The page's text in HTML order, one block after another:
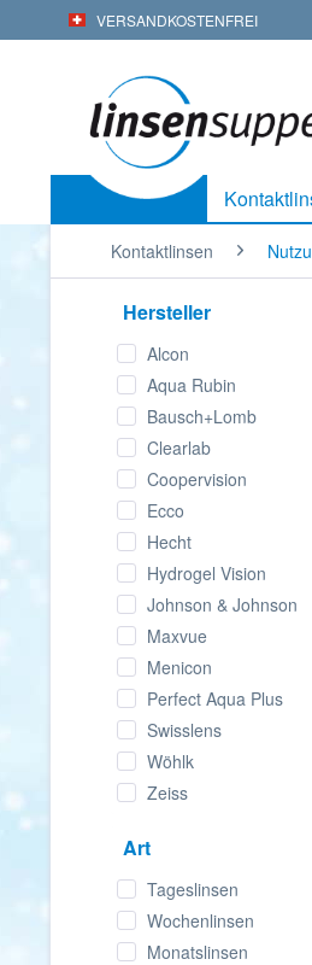
VERSANDKOSTENFREI
Kontaktlinsen
Hersteller
Alcon
Aqua Rubin
Bausch+Lomb
Clearlab
Coopervision
Ecco
Hecht
Hydrogel Vision
Johnson & Johnson
Maxvue
Menicon
Perfect Aqua Plus
Swisslens
Wöhlk
Zeiss
Art
Tageslinsen
Wochenlinsen
Monatslinsen